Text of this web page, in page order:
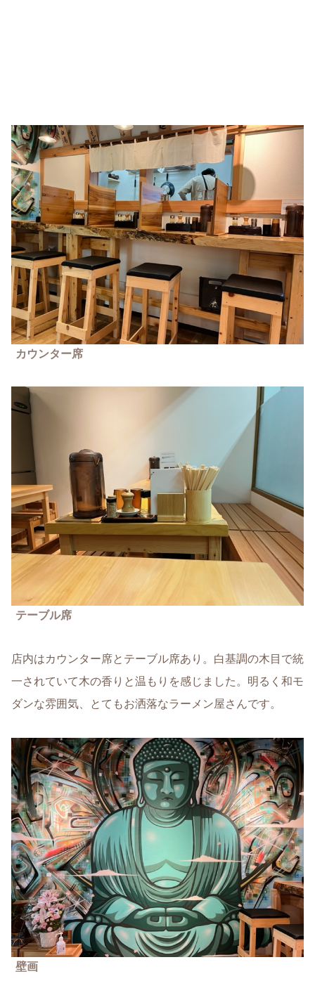
カウンター席
テーブル席
店内はカウンター席とテーブル席あり。白基調の木目で統
一されていて木の香りと温もりを感じました。明るく和モ
ダンな雰囲気、とてもお洒落なラーメン屋さんです。
壁画